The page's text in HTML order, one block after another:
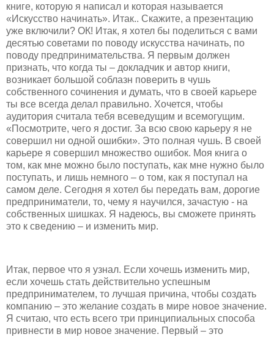
книге, которую я написал и которая называется
«Искусство начинать». Итак.. Скажите, а презентацию
уже включили? ОК! Итак, я хотел бы поделиться с вами
десятью советами по поводу искусства начинать, по
поводу предпринимательства. Я первым должен
признать, что когда ты – докладчик и автор книги,
возникает большой соблазн поверить в чушь
собственного сочинения и думать, что в своей карьере
ты все всегда делал правильно. Хочется, чтобы
аудитория считала тебя всеведущим и всемогущим.
«Посмотрите, чего я достиг. За всю свою карьеру я не
совершил ни одной ошибки». Это полная чушь. В своей
карьере я совершил множество ошибок. Моя книга о
том, как мне можно было поступать, как мне нужно было
поступать, и лишь немного – о том, как я поступал на
самом деле. Сегодня я хотел бы передать вам, дорогие
предприниматели, то, чему я научился, зачастую - на
собственных шишках. Я надеюсь, вы сможете принять
это к сведению – и изменить мир.
Итак, первое что я узнал. Если хочешь изменить мир,
если хочешь стать действительно успешным
предпринимателем, то лучшая причина, чтобы создать
компанию – это желание создать в мире новое значение.
Я считаю, что есть всего три принципиальных способа
привнести в мир новое значение. Первый – это